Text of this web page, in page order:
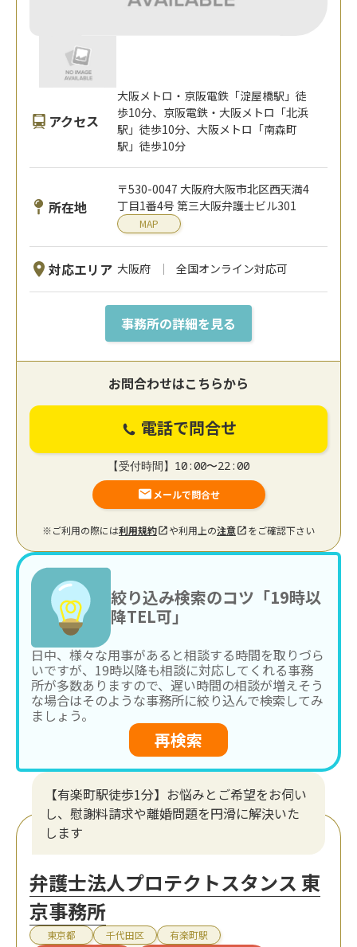
アクセス
大阪メトロ・京阪電鉄「淀屋橋駅」徒
歩10分、京阪電鉄・大阪メトロ「北浜
駅」徒歩10分、大阪メトロ「南森町
駅」徒歩10分
所在地
〒530-0047 大阪府大阪市北区西天満4
丁目1番4号 第三大阪弁護士ビル301
MAP
対応エリア 大阪府 全国オンライン対応可
事務所の詳細を見る
お問合わせはこちらから
電話で問合せ
【受付時間】10:00〜22:00
メールで問合せ
※ご利用の際には利用規約 や利用上の注意 をご確認下さい
絞り込み検索のコツ「19時以
降TEL可」
日中、様々な用事があると相談する時間を取りづら
いですが、19時以降も相談に対応してくれる事務
所が多数ありますので、遅い時間の相談が増えそう
な場合はそのような事務所に絞り込んで検索してみ
ましょう。
再検索
【有楽町駅徒歩1分】お悩みとご希望をお伺い
し、慰謝料請求や離婚問題を円滑に解決いた
します
弁護士法人プロテクトスタンス 東
京事務所
東京都 千代田区 有楽町駅